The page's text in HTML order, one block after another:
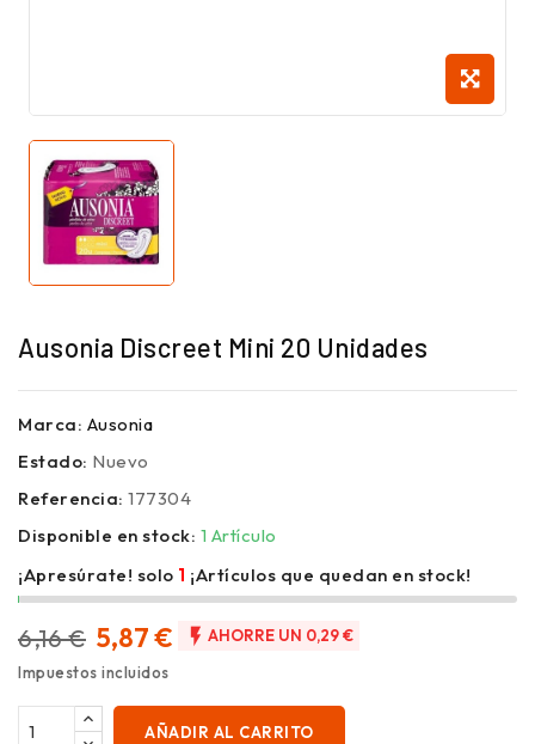
Ausonia Discreet Mini 20 Unidades
Marca: Ausonia
Estado: Nuevo
Referencia: 177304
Disponible en stock: 1 Artículo
¡Apresúrate! solo 1 ¡Artículos que quedan en stock!
6,16 € 5,87 €  AHORRE UN 0,29 €
Impuestos incluidos
AÑADIR AL CARRITO